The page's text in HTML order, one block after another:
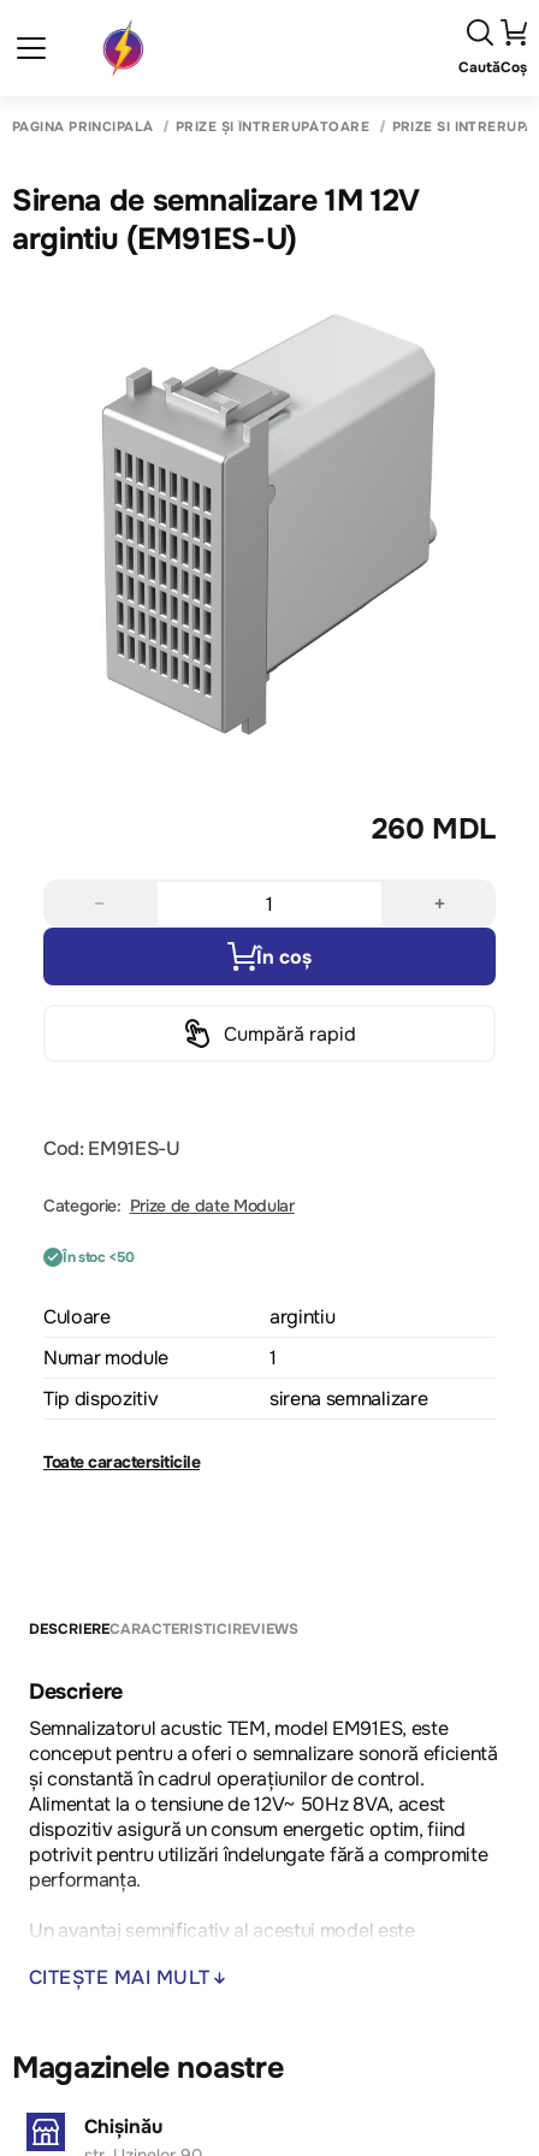
CautăCoș
PAGINA PRINCIPALĂ PRIZE ȘI ÎNTRERUPĂTOARE PRIZE SI
Sirena de semnalizare 1M 12V
argintiu (EM91ES-U)
260 MDL
− +
În coș
Cumpără rapid
Cod: EM91ES-U
Categorie: Prize de date Modular
În stoc <50
Culoare
argintiu
Numar module
1
Tip dispozitiv
sirena semnalizare
Toate caractersiticile
DESCRIERECARACTERISTICIREVIEWS
Descriere
Semnalizatorul acustic TEM, model EM91ES, este
conceput pentru a oferi o semnalizare sonoră eficientă
și constantă în cadrul operațiunilor de control.
Alimentat la o tensiune de 12V~ 50Hz 8VA, acest
dispozitiv asigură un consum energetic optim, fiind
potrivit pentru utilizări îndelungate fără a compromite
performanța.
Un avantaj semnificativ al acestui model este
industriale unde este esențială o semnalizare sonoră
necesitatea întreținerii frecvente. De asemenea,
instalarea sa este simplificată, facilitând integrarea
rapidă în diverse sisteme de control.
CITEȘTE MAI MULT
Magazinele noastre
Chișinău